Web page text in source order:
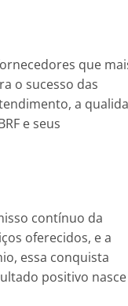
que
o sucesso das
a
e seus
contínuo da
oferecidos, e a
essa conquista
positivo